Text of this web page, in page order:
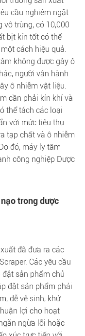
cầu nghiêm ngặt
vô trùng, có 10,000
bịt kín tốt có thể
cách hiệu quả.
không được gây ô
người vận hành
ô nhiễm vật liệu.
cần phải kín khí và
thể tách các loại
với mức tiêu thụ
tạp chất và ô nhiễm
đó, máy ly tâm
công nghiệp Dược
trong dược
đã đưa ra các
Các yêu cầu
đặt sản phẩm chủ
đặt sản phẩm phải
dễ vệ sinh, khử
lợi cho hoạt
ngừa lỗi hoặc